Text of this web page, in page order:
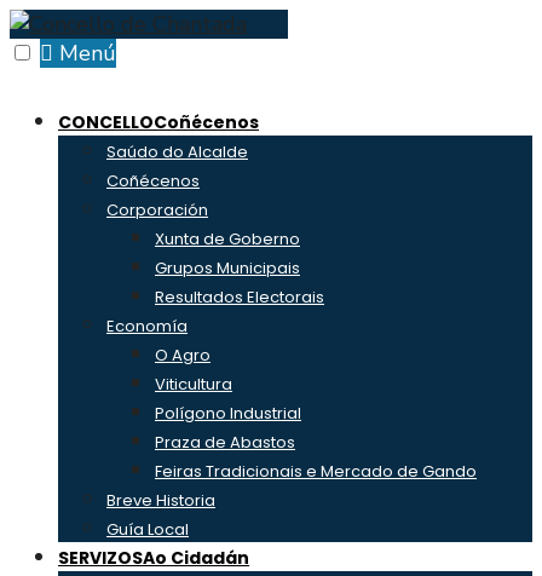
Skip
to
Menú
CONCELLOCoñécenos
Saúdo do Alcalde
Coñécenos
Corporación
Xunta de Goberno
Grupos Municipais
Resultados Electorais
Economía
O Agro
Viticultura
Polígono Industrial
Praza de Abastos
Feiras Tradicionais e Mercado de Gando
Breve Historia
Guía Local
SERVIZOSAo Cidadán